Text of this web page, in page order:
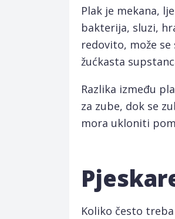
Plak je mekana,
bakterija, sluzi,
redovito, može
žućkasta
Razlika između
za zube, dok se
mora ukloniti
Koliko često